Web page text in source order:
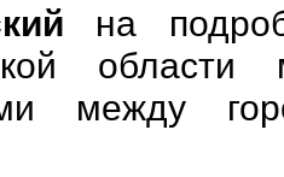
на
между